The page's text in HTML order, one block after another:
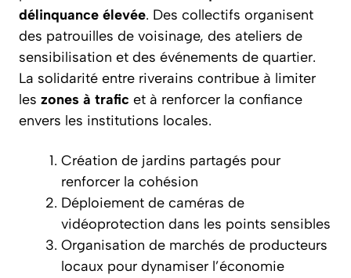
délinquance élevée. Des collectifs organisent
des patrouilles de voisinage, des ateliers de
sensibilisation et des événements de quartier.
La solidarité entre riverains contribue à limiter
les zones à trafic et à renforcer la confiance
envers les institutions locales.
Création de jardins partagés pour
renforcer la cohésion
Déploiement de caméras de
vidéoprotection dans les points sensibles
Organisation de marchés de producteurs
locaux pour dynamiser l’économie